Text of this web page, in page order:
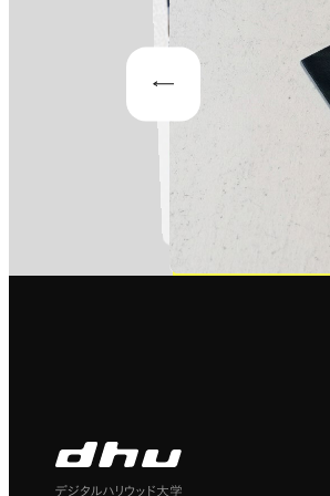
デジタルハリウッド大学